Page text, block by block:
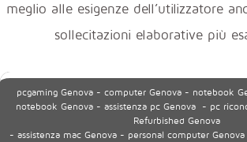
meglio alle esigenze dell’utilizzatore
sollecitazioni elaborative più
pcgaming Genova - computer Genova - notebook
notebook Genova - assistenza pc Genova - pc
Refurbished Genova
- assistenza mac Genova - personal computer